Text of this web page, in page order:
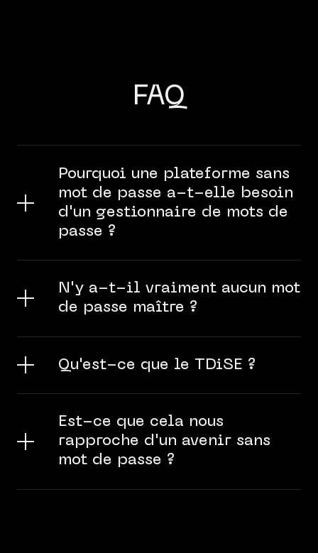
FAQ
Pourquoi une plateforme sans
mot de passe a-t-elle besoin
d'un gestionnaire de mots de
passe ?
N'y a-t-il vraiment aucun mot
de passe maître ?
Qu'est-ce que le TDiSE ?
Est-ce que cela nous
rapproche d'un avenir sans
mot de passe ?